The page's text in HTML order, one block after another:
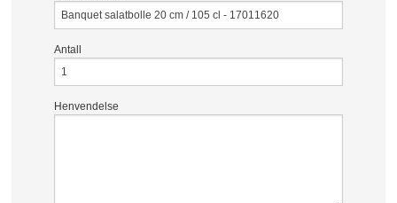
Antall
Henvendelse